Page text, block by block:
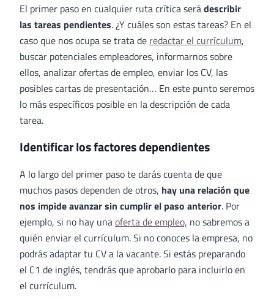
El primer paso en cualquier ruta crítica serádescribir
las tareas pendientes. ¿Y cuáles son estas tareas? En el
caso que nos ocupa se trata de redactar el currículum,
buscar potenciales empleadores, informarnos sobre
ellos, analizar ofertas de empleo, enviar los CV, las
posibles cartas de presentación… En este punto seremos
lo más específicos posible en la descripción de cada
tarea.
Identificar los factores dependientes
A lo largo del primer paso te darás cuenta de que
muchos pasos dependen de otros, hay una relación que
nos impide avanzar sin cumplir el paso anterior. Por
ejemplo, si no hay unaoferta de empleo, no sabremos a
quién enviar el currículum. Si no conoces la empresa, no
podrás adaptar tu CV a la vacante. Si estás preparando
el C1 de inglés, tendrás que aprobarlo para incluirlo en
el currículum.